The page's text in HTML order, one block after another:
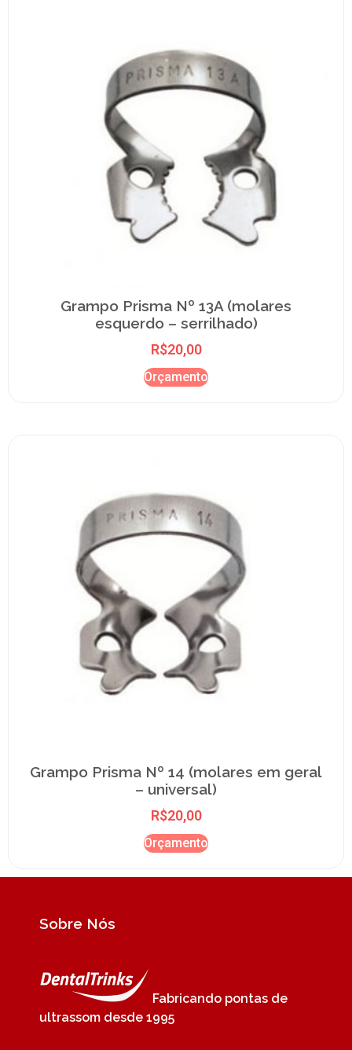
Grampo Prisma Nº 13A (molares
esquerdo – serrilhado)
R$20,00
Orçamento
Grampo Prisma Nº 14 (molares em geral
– universal)
R$20,00
Orçamento
Sobre Nós
Fabricando pontas de
ultrassom desde 1995